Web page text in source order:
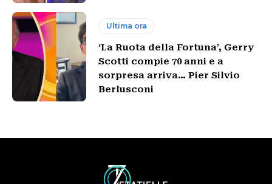
Ultima ora
‘La Ruota della Fortuna’, Gerry
Scotti compie 70 anni e a
sorpresa arriva… Pier Silvio
Berlusconi